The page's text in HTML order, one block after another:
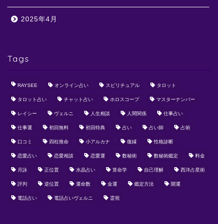
2025年4月
Tags
RAYSEE オンライン占い スピリチュアル タロット
タロット占い チャット占い ホロスコープ マスターナンバー
レイシー ヴェルニ 人生相談 人間関係 仕事占い
仕事運 初回無料 初回特典 占い 占い師 占術
口コミ 四柱推命 小アルカナ 復縁 性格診断
恋愛占い 恋愛相談 恋愛運 数秘術 数秘術鑑定 料金
月詠 正位置 水晶占い 算命学 自己理解 西洋占星術
評判 逆位置 運命数 金運 鑑定方法 開運
電話占い 電話占いヴェルニ 霊視